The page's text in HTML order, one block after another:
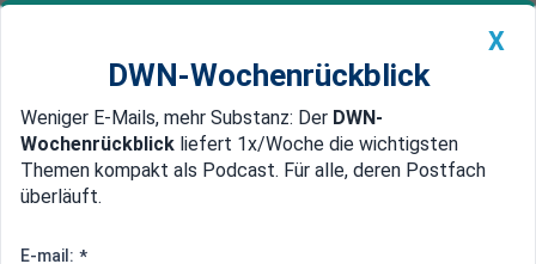
Newsticker MEIN DWN: Geldanlage Premium
Edelmetalle DWN-Magazin China
X
DWN-Wochenrückblick
Weniger E-Mails, mehr Substanz: Der DWN-
Wochenrückblick liefert 1x/Woche die wichtigsten
Themen kompakt als Podcast. Für alle, deren Postfach
überläuft.
E-mail: *